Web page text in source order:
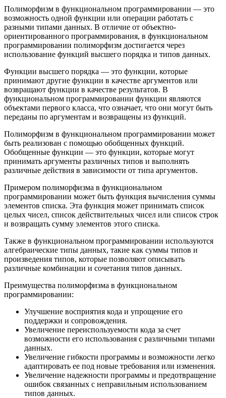
Полиморфизм в функциональном программировании — это
возможность одной функции или операции работать с
разными типами данных. В отличие от объектно-
ориентированного программирования, в функциональном
программировании полиморфизм достигается через
использование функций высшего порядка и типов данных.
Функции высшего порядка — это функции, которые
принимают другие функции в качестве аргументов или
возвращают функции в качестве результатов. В
функциональном программировании функции являются
объектами первого класса, что означает, что они могут быть
переданы по аргументам и возвращены из функций.
Полиморфизм в функциональном программировании может
быть реализован с помощью обобщенных функций.
Обобщенные функции — это функции, которые могут
принимать аргументы различных типов и выполнять
различные действия в зависимости от типа аргументов.
Примером полиморфизма в функциональном
программировании может быть функция вычисления суммы
элементов списка. Эта функция может принимать список
целых чисел, список действительных чисел или список строк
и возвращать сумму элементов этого списка.
Также в функциональном программировании используются
алгебраические типы данных, такие как суммы типов и
произведения типов, которые позволяют описывать
различные комбинации и сочетания типов данных.
Преимущества полиморфизма в функциональном
программировании:
Улучшение восприятия кода и упрощение его
поддержки и сопровождения.
Увеличение переиспользуемости кода за счет
возможности его использования с различными типами
данных.
Увеличение гибкости программы и возможности легко
адаптировать ее под новые требования или изменения.
Увеличение надежности программы и предотвращение
ошибок связанных с неправильным использованием
типов данных.